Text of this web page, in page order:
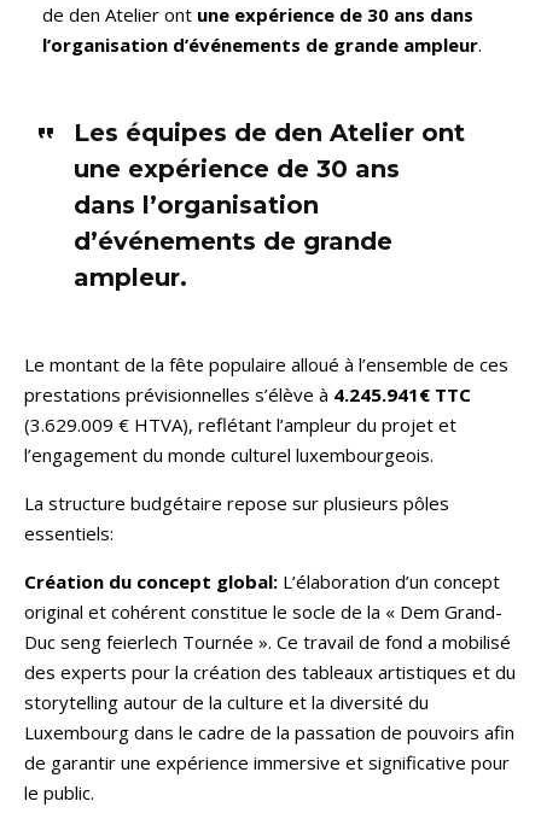
de den Atelier ont une expérience de 30 ans dans
l’organisation d’événements de grande ampleur.
Les équipes de den Atelier ont
une expérience de 30 ans
dans l’organisation
d’événements de grande
ampleur.
Le montant de la fête populaire alloué à l’ensemble de ces
prestations prévisionnelles s’élève à 4.245.941€ TTC
(3.629.009 € HTVA), reflétant l’ampleur du projet et
l’engagement du monde culturel luxembourgeois.
La structure budgétaire repose sur plusieurs pôles
essentiels:
Création du concept global: L’élaboration d’un concept
original et cohérent constitue le socle de la « Dem Grand-
Duc seng feierlech Tournée ». Ce travail de fond a mobilisé
des experts pour la création des tableaux artistiques et du
storytelling autour de la culture et la diversité du
Luxembourg dans le cadre de la passation de pouvoirs afin
de garantir une expérience immersive et significative pour
le public.